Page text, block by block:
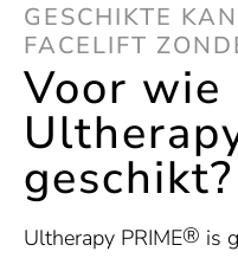
GESCHIKTE
FACELIFT
Voor wie
geschikt?
Ultherapy PRIME® is